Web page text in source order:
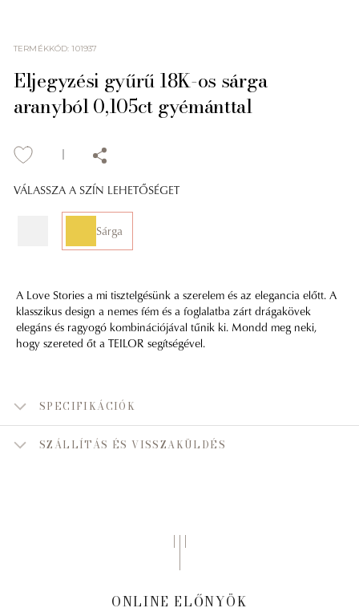
TERMÉKKÓD:101937
Eljegyzési gyűrű 18K-os sárga
aranyból 0,105ct gyémánttal
VÁLASSZA A SZÍN LEHETŐSÉGET
Sárga
A Love Stories a mi tisztelgésünk a szerelem és az elegancia előtt. A
klasszikus design a nemes fém és a foglalatba zárt drágakövek
elegáns és ragyogó kombinációjával tűnik ki. Mondd meg neki,
hogy szereted őt a TEILOR segítségével.
SPECIFIKÁCIÓK
SZÁLLÍTÁS ÉS VISSZAKÜLDÉS
ONLINE ELŐNYÖK